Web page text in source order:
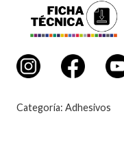
Categoría: Adhesivos